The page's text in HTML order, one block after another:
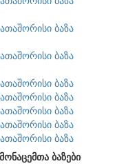
ბაზა
ბაზა
ბაზა
ბაზა
ბაზა
ბაზა
ბაზა
ბაზები